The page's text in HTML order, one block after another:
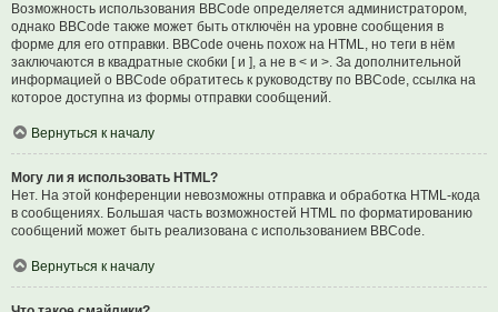
Возможность использования BBCode определяется администратором,
однако BBCode также может быть отключён на уровне сообщения в
форме для его отправки. BBCode очень похож на HTML, но теги в нём
заключаются в квадратные скобки [ и ], а не в < и >. За дополнительной
информацией о BBCode обратитесь к руководству по BBCode, ссылка на
которое доступна из формы отправки сообщений.
Вернуться к началу
Могу ли я использовать HTML?
Нет. На этой конференции невозможны отправка и обработка HTML-кода
в сообщениях. Большая часть возможностей HTML по форматированию
сообщений может быть реализована с использованием BBCode.
Вернуться к началу